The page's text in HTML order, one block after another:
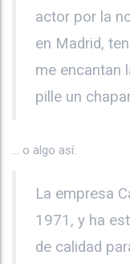
actor por la
en Madrid,
me encantan
pille un
… o algo así:
La empresa
1971, y ha
de calidad